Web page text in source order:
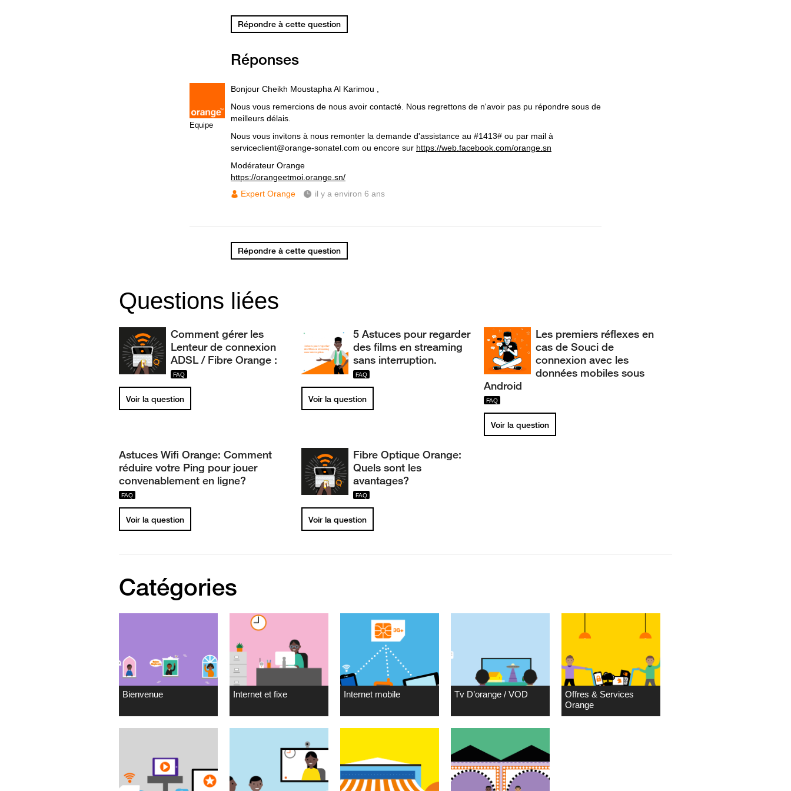
Répondre à cette question
Réponses
Equipe
Bonjour Cheikh Moustapha Al Karimou ,
Nous vous remercions de nous avoir contacté. Nous regrettons de n'avoir pas pu répondre sous de
meilleurs délais.
Nous vous invitons à nous remonter la demande d'assistance au #1413# ou par mail à
serviceclient@orange-sonatel.com ou encore sur https://web.facebook.com/orange.sn
Modérateur Orange
https://orangeetmoi.orange.sn/
Expert Orange
il y a environ 6 ans
Répondre à cette question
Questions liées
Comment gérer les
Lenteur de connexion
ADSL / Fibre Orange :
Voir la question
5 Astuces pour regarder
des films en streaming
sans interruption.
Voir la question
Les premiers réflexes en
cas de Souci de
connexion avec les
données mobiles sous
Android
Voir la question
Astuces Wifi Orange: Comment
réduire votre Ping pour jouer
convenablement en ligne?
Voir la question
Fibre Optique Orange:
Quels sont les
avantages?
Voir la question
Catégories
Bienvenue Internet et fixe Internet mobile Tv D’orange / VOD
Offres & Services
Orange